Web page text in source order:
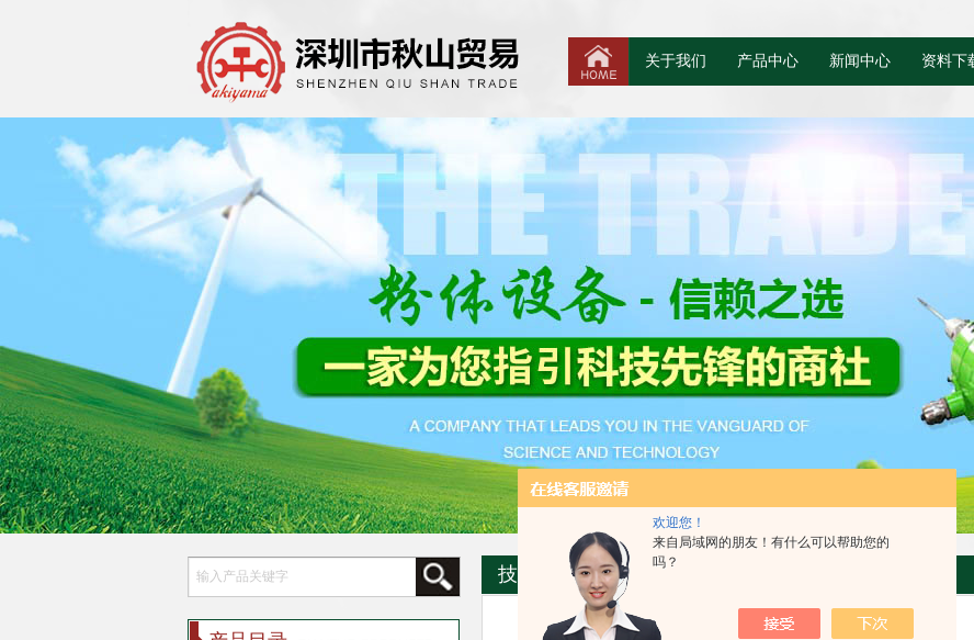
欢迎您！
来自局域网的朋友！有什么可以帮助您的
吗？
关于我们 产品中心 新闻中心 资料下
技术文章